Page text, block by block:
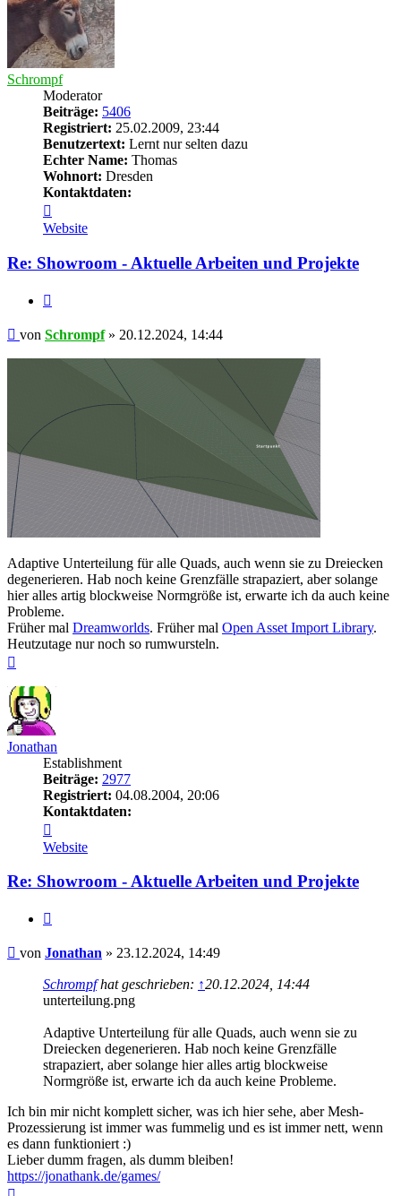
Schrompf
Moderator
Beiträge: 5406
Registriert: 25.02.2009, 23:44
Benutzertext: Lernt nur selten dazu
Echter Name: Thomas
Wohnort: Dresden
Kontaktdaten:
von
Schrompf
Website
Re: Showroom - Aktuelle Arbeiten und Projekte
Beitrag
von Schrompf» 20.12.2024, 14:44
Adaptive Unterteilung für alle Quads, auch wenn sie zu Dreiecken
degenerieren. Hab noch keine Grenzfälle strapaziert, aber solange
hier alles artig blockweise Normgröße ist, erwarte ich da auch keine
Probleme.
Früher mal Dreamworlds. Früher mal Open Asset Import Library.
Heutzutage nur noch so rumwursteln.
Jonathan
Establishment
Beiträge: 2977
Registriert: 04.08.2004, 20:06
Kontaktdaten:
von
Jonathan
Website
Re: Showroom - Aktuelle Arbeiten und Projekte
Beitrag
von Jonathan » 23.12.2024, 14:49
Schrompfhat geschrieben: ↑20.12.2024, 14:44
unterteilung.png
Adaptive Unterteilung für alle Quads, auch wenn sie zu
Dreiecken degenerieren. Hab noch keine Grenzfälle
strapaziert, aber solange hier alles artig blockweise
Normgröße ist, erwarte ich da auch keine Probleme.
Ich bin mir nicht komplett sicher, was ich hier sehe, aber Mesh-
Prozessierung ist immer was fummelig und es ist immer nett, wenn
es dann funktioniert :)
Lieber dumm fragen, als dumm bleiben!
https://jonathank.de/games/